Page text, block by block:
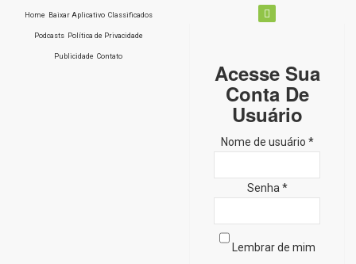
Home Baixar Aplicativo Classificados
Podcasts Política de Privacidade
Publicidade Contato
Acesse Sua
Conta De
Usuário
Nome de usuário *
Senha *
Lembrar de mim